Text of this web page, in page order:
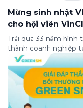
Mừng sinh nhật
cho hội viên
Trải qua 33 năm hình
thành doanh nghiệp
lọt Top 30 doanh
xếp hạng của Tạp chí
thành lập (8/8/1993